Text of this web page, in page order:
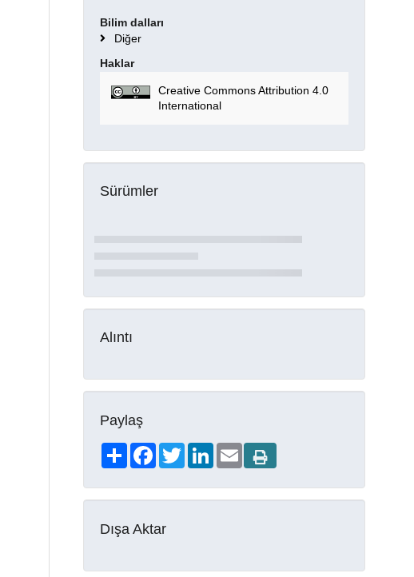
Bilim dalları
Diğer
Haklar
Creative Commons Attribution 4.0
International
Sürümler
Alıntı
Paylaş
ShareFacebookTwitterLinkedIn
Email
Dışa Aktar